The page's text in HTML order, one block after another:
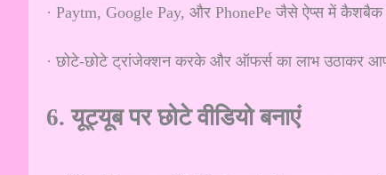
· Paytm, Google Pay, और PhonePe जैसे ऐप्स में कैशबैक
· छोटे-छोटे ट्रांजेक्शन करके और ऑफर्स का लाभ उठाकर
6. यूट्यूब पर छोटे वीडियो बनाएं